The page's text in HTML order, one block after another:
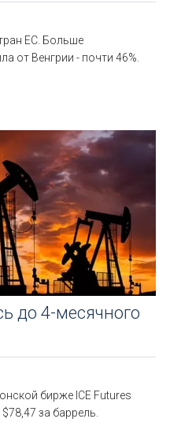
ЕС. Больше
от Венгрии - почти 46%.
до 4-месячного
бирже ICE Futures
за баррель.